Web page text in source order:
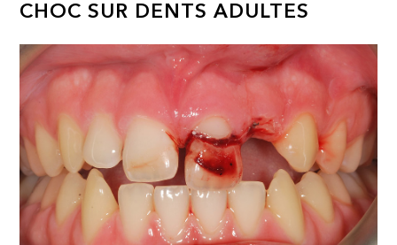
CHOC SUR DENTS ADULTES